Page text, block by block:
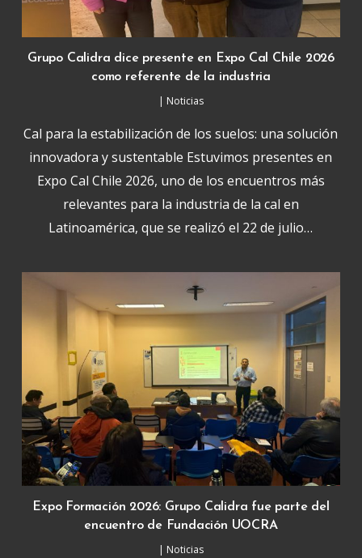
Grupo Calidra dice presente en Expo Cal Chile 2026
como referente de la industria
| Noticias
Cal para la estabilización de los suelos: una solución
innovadora y sustentable Estuvimos presentes en
Expo Cal Chile 2026, uno de los encuentros más
relevantes para la industria de la cal en
Latinoamérica, que se realizó el 22 de julio…
Expo Formación 2026: Grupo Calidra fue parte del
encuentro de Fundación UOCRA
Noticias